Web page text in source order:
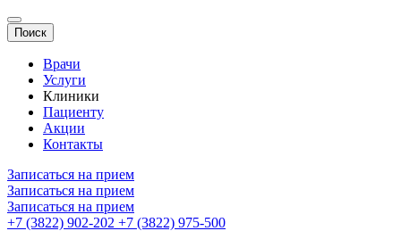
Поиск
Врачи
Услуги
Клиники
Пациенту
Акции
Контакты
Записаться на прием
Записаться на прием
Записаться на прием
+7 (3822) 902-202 +7 (3822) 975-500